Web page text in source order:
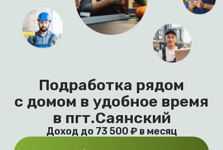
Подработка рядом
с домом в удобное время
в пгт.Саянский
Доход до 73 500 ₽ в месяц
Удобные смены
Оплата от 2 700 рублей
за смену